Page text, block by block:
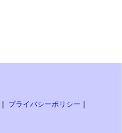
プライバシーポリシー